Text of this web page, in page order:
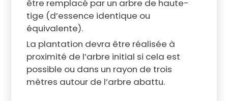
être remplacé par un arbre de haute-
tige (d’essence identique ou
équivalente).
La plantation devra être réalisée à
proximité de l’arbre initial si cela est
possible ou dans un rayon de trois
mètres autour de l’arbre abattu.